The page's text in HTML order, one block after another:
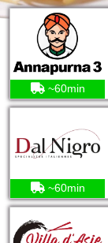
~60min
~60min